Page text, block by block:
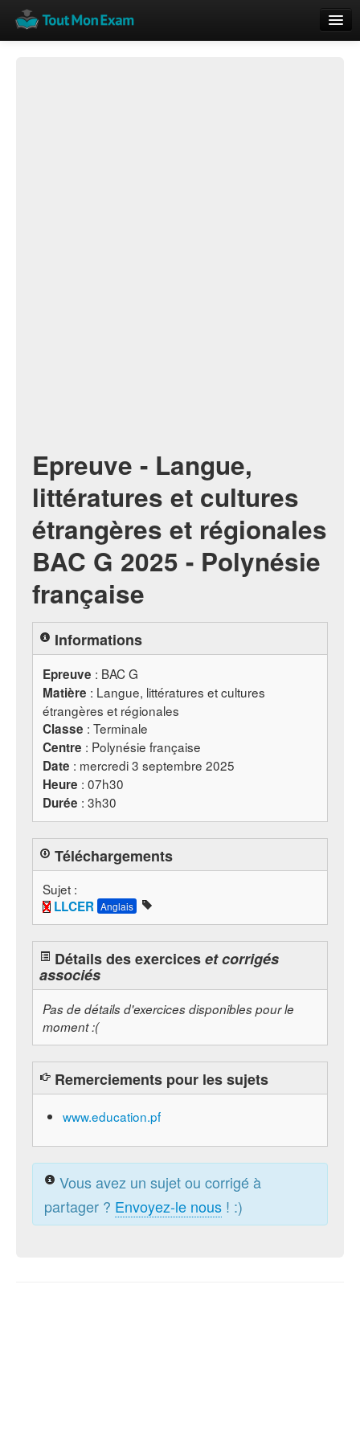
Epreuve - Langue,
littératures et cultures
étrangères et régionales
BAC G 2025 - Polynésie
française
Informations
Epreuve : BACG
Matière : Langue, littératures et cultures
étrangères et régionales
Classe : Terminale
Centre : Polynésie française
Date : mercredi 3 septembre 2025
Heure : 07h30
Durée : 3h30
Téléchargements
Sujet :
LLCER Anglais
Détails des exerciceset corrigés
associés
Pas de détails d'exercices disponibles pour le
moment :(
Remerciements pour les sujets
www.education.pf
Vous avez un sujet ou corrigé à
partager ? Envoyez-le nous ! :)